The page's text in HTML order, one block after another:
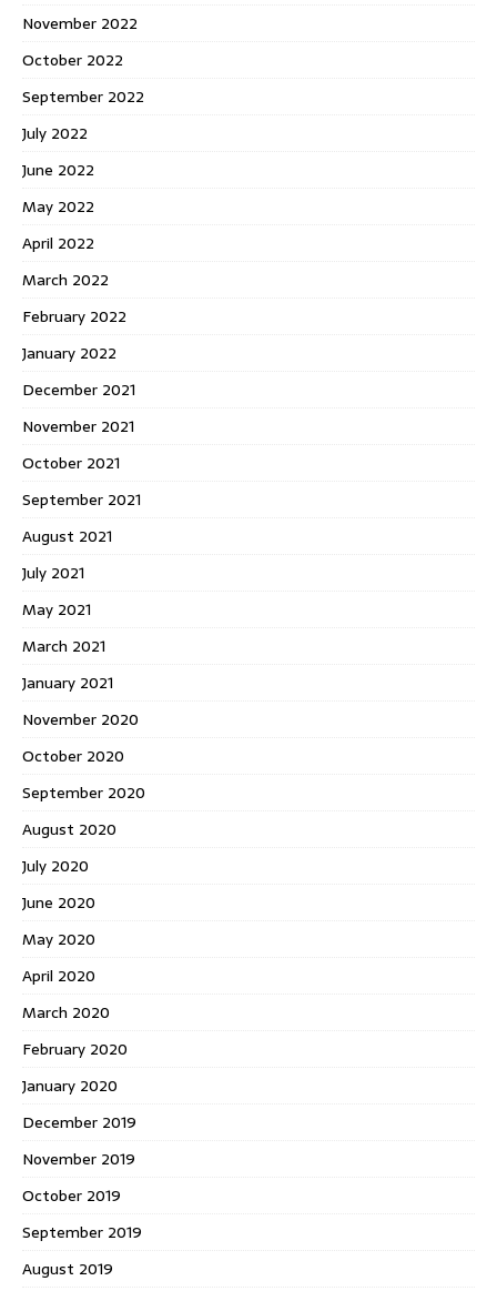
November 2022
October 2022
September 2022
July 2022
June 2022
May 2022
April 2022
March 2022
February 2022
January 2022
December 2021
November 2021
October 2021
September 2021
August 2021
July 2021
May 2021
March 2021
January 2021
November 2020
October 2020
September 2020
August 2020
July 2020
June 2020
May 2020
April 2020
March 2020
February 2020
January 2020
December 2019
November 2019
October 2019
September 2019
August 2019